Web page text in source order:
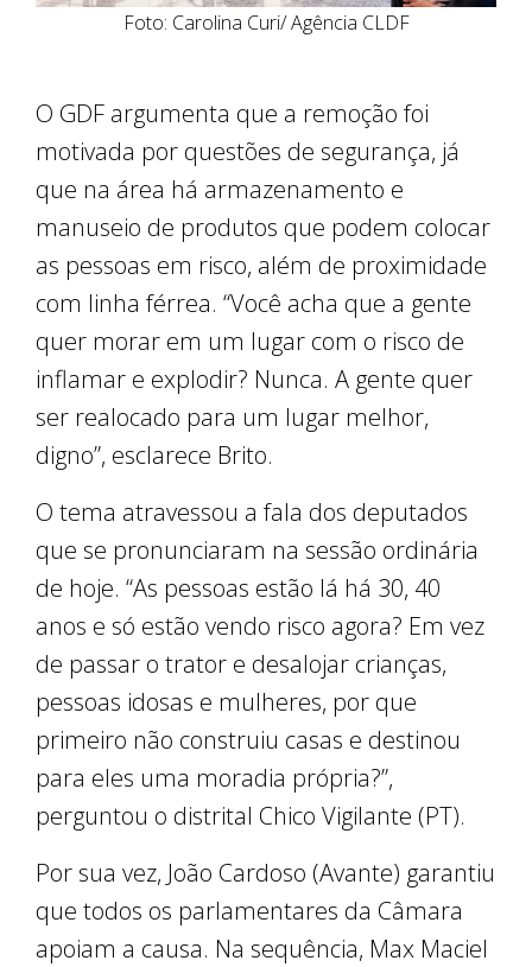
Foto: Carolina Curi/ Agência CLDF
O GDF argumenta que a remoção foi
motivada por questões de segurança, já
que na área há armazenamento e
manuseio de produtos que podem colocar
as pessoas em risco, além de proximidade
com linha férrea. “Você acha que a gente
quer morar em um lugar com o risco de
inflamar e explodir? Nunca. A gente quer
ser realocado para um lugar melhor,
digno”, esclarece Brito.
O tema atravessou a fala dos deputados
que se pronunciaram na sessão ordinária
de hoje. “As pessoas estão lá há 30, 40
anos e só estão vendo risco agora? Em vez
de passar o trator e desalojar crianças,
pessoas idosas e mulheres, por que
primeiro não construiu casas e destinou
para eles uma moradia própria?”,
perguntou o distrital Chico Vigilante (PT).
Por sua vez, João Cardoso (Avante) garantiu
que todos os parlamentares da Câmara
apoiam a causa. Na sequência, Max Maciel